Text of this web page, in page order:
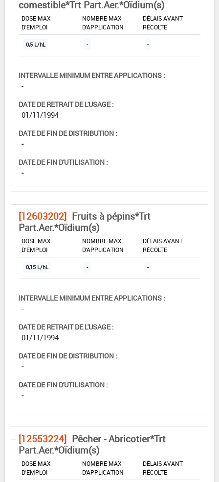
comestible*Trt Part.Aer.*Oïdium(s)
DOSE MAX
D'EMPLOI
NOMBRE MAX
D'APPLICATION
DÉLAIS AVANT
RÉCOLTE
0,5 L/hL - -
INTERVALLE MINIMUM ENTRE APPLICATIONS :
-
DATE DE RETRAIT DE L'USAGE :
01/11/1994
DATE DE FIN DE DISTRIBUTION :
-
DATE DE FIN D'UTILISATION :
-
[12603202] Fruits à pépins*Trt
Part.Aer.*Oïdium(s)
DOSE MAX
D'EMPLOI
NOMBRE MAX
D'APPLICATION
DÉLAIS AVANT
RÉCOLTE
0,15 L/hL - -
INTERVALLE MINIMUM ENTRE APPLICATIONS :
-
DATE DE RETRAIT DE L'USAGE :
01/11/1994
DATE DE FIN DE DISTRIBUTION :
-
DATE DE FIN D'UTILISATION :
-
[12553224] Pêcher - Abricotier*Trt
Part.Aer.*Oïdium(s)
DOSE MAX
D'EMPLOI
NOMBRE MAX
D'APPLICATION
DÉLAIS AVANT
RÉCOLTE